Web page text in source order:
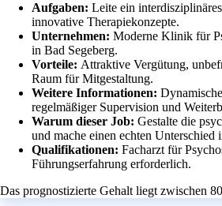
Aufgaben: Leite ein
innovative Therapiekonzepte.
Unternehmen: Moderne Klinik für
in Bad Segeberg.
Vorteile: Attraktive Vergütung,
Raum für Mitgestaltung.
Weitere Informationen:
regelmäßiger Supervision und
Warum dieser Job: Gestalte die
und mache einen echten Unterschied
Qualifikationen: Facharzt für
Führungserfahrung erforderlich.
Das prognostizierte Gehalt liegt zwischen